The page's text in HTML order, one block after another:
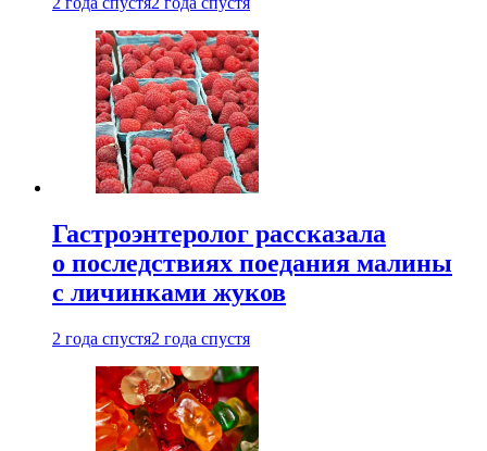
Гастроэнтеролог рассказала
о последствиях поедания малины
с личинками жуков
2 года спустя2 года спустя